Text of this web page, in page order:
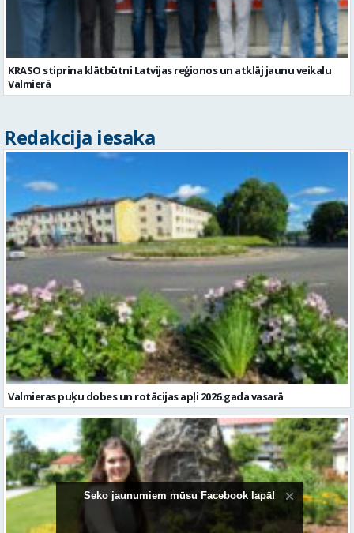
Redakcija iesaka
Valmieras puķu dobes un rotācijas apļi 2026.gada vasarā
Seko jaunumiem mūsu Facebook lapā!